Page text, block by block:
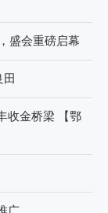
高峰论坛
盛会重磅启幕
田